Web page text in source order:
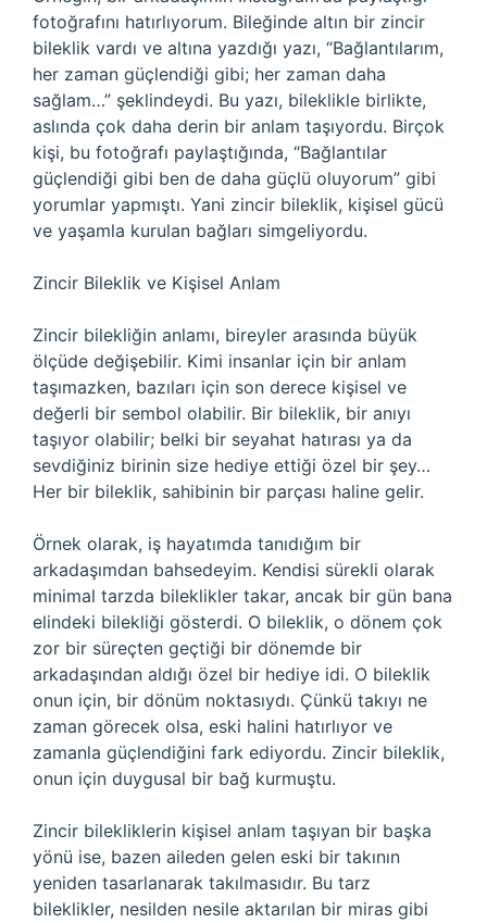
fotoğrafını hatırlıyorum. Bileğinde altın bir zincir
bileklik vardı ve altına yazdığı yazı, “Bağlantılarım,
her zaman güçlendiği gibi; her zaman daha
sağlam…” şeklindeydi. Bu yazı, bileklikle birlikte,
aslında çok daha derin bir anlam taşıyordu. Birçok
kişi, bu fotoğrafı paylaştığında, “Bağlantılar
güçlendiği gibi ben de daha güçlü oluyorum” gibi
yorumlar yapmıştı. Yani zincir bileklik, kişisel gücü
ve yaşamla kurulan bağları simgeliyordu.
Zincir Bileklik ve Kişisel Anlam
Zincir bilekliğin anlamı, bireyler arasında büyük
ölçüde değişebilir. Kimi insanlar için bir anlam
taşımazken, bazıları için son derece kişisel ve
değerli bir sembol olabilir. Bir bileklik, bir anıyı
taşıyor olabilir; belki bir seyahat hatırası ya da
sevdiğiniz birinin size hediye ettiği özel bir şey…
Her bir bileklik, sahibinin bir parçası haline gelir.
Örnek olarak, iş hayatımda tanıdığım bir
arkadaşımdan bahsedeyim. Kendisi sürekli olarak
minimal tarzda bileklikler takar, ancak bir gün bana
elindeki bilekliği gösterdi. O bileklik, o dönem çok
zor bir süreçten geçtiği bir dönemde bir
arkadaşından aldığı özel bir hediye idi. O bileklik
onun için, bir dönüm noktasıydı. Çünkü takıyı ne
zaman görecek olsa, eski halini hatırlıyor ve
zamanla güçlendiğini fark ediyordu. Zincir bileklik,
onun için duygusal bir bağ kurmuştu.
Zincir bilekliklerin kişisel anlam taşıyan bir başka
yönü ise, bazen aileden gelen eski bir takının
yeniden tasarlanarak takılmasıdır. Bu tarz
bileklikler, nesilden nesile aktarılan bir miras gibi